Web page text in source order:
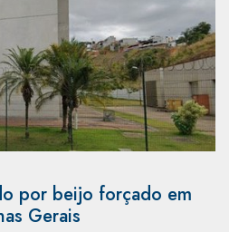
por beijo forçado em
Gerais